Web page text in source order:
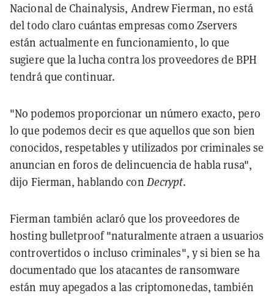
Nacional de Chainalysis, Andrew Fierman, no está
del todo claro cuántas empresas como Zservers
están actualmente en funcionamiento, lo que
sugiere que la lucha contra los proveedores de BPH
tendrá que continuar.
"No podemos proporcionar un número exacto, pero
lo que podemos decir es que aquellos que son bien
conocidos, respetables y utilizados por criminales se
anuncian en foros de delincuencia de habla rusa",
dijo Fierman, hablando con Decrypt.
Fierman también aclaró que los proveedores de
hosting bulletproof "naturalmente atraen a usuarios
controvertidos o incluso criminales", y si bien se ha
documentado que los atacantes de ransomware
están muy apegados a las criptomonedas, también